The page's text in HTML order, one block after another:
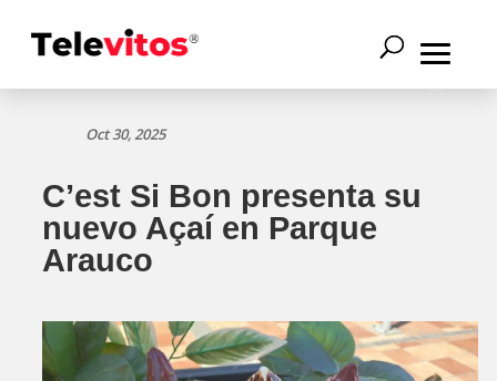
Oct 30, 2025
C’est Si Bon presenta su
nuevo Açaí en Parque
Arauco